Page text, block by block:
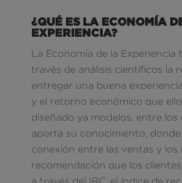
¿QUÉ ES LA ECONOMÍA
EXPERIENCIA?
La Economía de la
través de análisis científicos la
entregar una buena
y el retorno económico que
diseñado ya modelos, entre los
aporta su conocimiento, donde
conexión entre las ventas y los
recomendación que los
a través del IRC, el índice de